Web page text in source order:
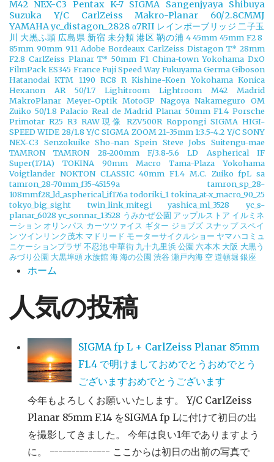
M42 NEX-C3 Pentax K-7 SIGMA Sangenjyaya Shibuya
Suzuka
Y/C CarlZeiss Makro-Planar 60/2.8CMMJ
YAMAHAyc_distagon_2828 α7RII レインボーブリッジ 二子玉
川 大黒ふ頭 広島県 新宿 未分類 港区 鞆の浦 4 45mm 45mm F2 8
85mm 90mm 911 Adobe Bordeaux CarlZeiss Distagon T* 28mm
F2.8 CarlZeiss Planar T* 50mm F1 China-town Yokohama DxO
FilmPack ES345 France Fuji Speed Way Fukuyama Germa Giboson
Hatanodai KTM 1190 RC8 R Kishine-Koen Yokohama Konica
Hexanon AR 50/1.7
Lighitroom Lightroom M42
Madrid
MakroPlanar Meyer-Optik MotoGP Nagoya Nakameguro OM
Zuiko 50/1.8 Palacio Real de Madrid Planar 50mm F1.4 Porsche
Primotar R25 R3 RAW現像 RZV500R Roppongi SIGMA HIGI-
SPEED WIDE 28/1.8 Y/C SIGMA ZOOM 21-35mm 1:3.5-4.2 Y/C SONY
NEX-C3
Senzokuike Sho-nan Spein Steve Jobs
Suitengu-mae
TAMRON
TAMRON 28-200mm F/3.8-5.6 LD Aspherical IF
Super(171A)
TOKINA 90mm Macro
Tama-Plaza Yokohama
Voigtlander NOKTON CLASSIC 40mm F1.4 M.C.
Zuiko fpL sa
tamron_28-70mm_f35-45159a
tamron_sp_28-
108mmf28_ld_aspherical_if176a todoriki_1 tokina_at-x_macro_90_25
tokyo_big_sight
twin_link_mitegi yashica_ml_3528
yc_s-
planar_6028 yc_sonnar_13528 うみかぜ公園 アップルストア イルミネ
ーション オリンパス カーツツァイス ギター ジョブズ スナップ スペイ
ン ツインリンク茂木 マドリード モーターサイクルショー ヤマハコミュ
ニケーションプラザ 不忍池 中華街 九十九里浜公園 六本木 大阪 大黒う
みづり公園 大黒埠頭 水族館海海の公園 渋谷瀬戸内海 空道頓堀 銀座
ホーム
人気の投稿
SIGMA fp L + CarlZeiss Planar 85mm
F1.4 で明けましておめでとうおめでとう
ございますおめでとうございます
今年もよろしくお願いいたします。 Y/C CarlZeiss
Planar 85mm F.14 をSIGMA fp Lに付けて初日の出
を撮影してきました。 今年は良い1年でありますよう
に。 -------------- ここからは初日の出前の写真で